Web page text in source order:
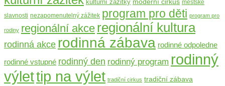
kulturní zážitky moderní cirkus městské
slavnosti nezapomenutelný zážitek program pro děti program pro
rodiny regionální akce regionální kultura
rodinná akce rodinná zábava rodinné odpoledne
rodinné vstupné rodinný den rodinný program rodinný
výlettip na výlet tradiční cirkus tradiční zábava